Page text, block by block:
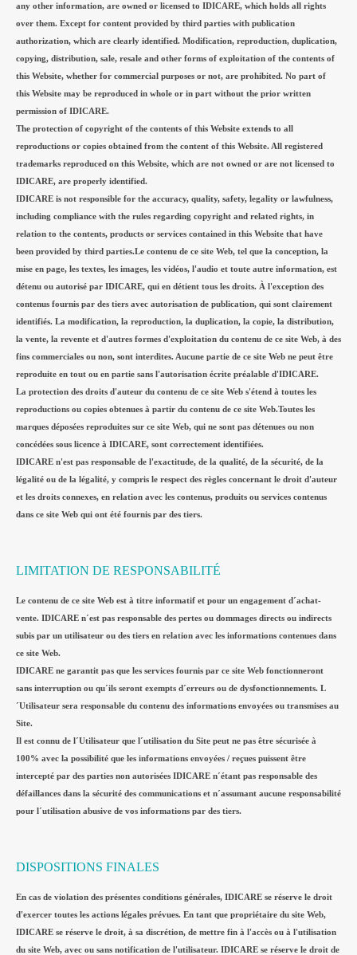
any other information, are owned or licensed to IDICARE, which holds all rights
over them. Except for content provided by third parties with publication
authorization, which are clearly identified. Modification, reproduction, duplication,
copying, distribution, sale, resale and other forms of exploitation of the contents of
this Website, whether for commercial purposes or not, are prohibited. No part of
this Website may be reproduced in whole or in part without the prior written
permission of IDICARE.
The protection of copyright of the contents of this Website extends to all
reproductions or copies obtained from the content of this Website. All registered
trademarks reproduced on this Website, which are not owned or are not licensed to
IDICARE, are properly identified.
IDICARE is not responsible for the accuracy, quality, safety, legality or lawfulness,
including compliance with the rules regarding copyright and related rights, in
relation to the contents, products or services contained in this Website that have
been provided by third parties.Le contenu de ce site Web, tel que la conception, la
mise en page, les textes, les images, les vidéos, l'audio et toute autre information, est
détenu ou autorisé par IDICARE, qui en détient tous les droits. À l'exception des
contenus fournis par des tiers avec autorisation de publication, qui sont clairement
identifiés. La modification, la reproduction, la duplication, la copie, la distribution,
la vente, la revente et d'autres formes d'exploitation du contenu de ce site Web, à des
fins commerciales ou non, sont interdites. Aucune partie de ce site Web ne peut être
reproduite en tout ou en partie sans l'autorisation écrite préalable d'IDICARE.
La protection des droits d'auteur du contenu de ce site Web s'étend à toutes les
reproductions ou copies obtenues à partir du contenu de ce site Web.Toutes les
marques déposées reproduites sur ce site Web, qui ne sont pas détenues ou non
concédées sous licence à IDICARE, sont correctement identifiées.
IDICARE n'est pas responsable de l'exactitude, de la qualité, de la sécurité, de la
légalité ou de la légalité, y compris le respect des règles concernant le droit d'auteur
et les droits connexes, en relation avec les contenus, produits ou services contenus
dans ce site Web qui ont été fournis par des tiers.
LIMITATION DE RESPONSABILITÉ
Le contenu de ce site Web est à titre informatif et pour un engagement d´achat-
vente. IDICARE n´est pas responsable des pertes ou dommages directs ou indirects
subis par un utilisateur ou des tiers en relation avec les informations contenues dans
ce site Web.
IDICARE ne garantit pas que les services fournis par ce site Web fonctionneront
sans interruption ou qu´ils seront exempts d´erreurs ou de dysfonctionnements. L
´Utilisateur sera responsable du contenu des informations envoyées ou transmises au
Site.
Il est connu de l´Utilisateur que l´utilisation du Site peut ne pas être sécurisée à
100% avec la possibilité que les informations envoyées / reçues puissent être
intercepté par des parties non autorisées IDICARE n´étant pas responsable des
défaillances dans la sécurité des communications et n´assumant aucune responsabilité
pour l´utilisation abusive de vos informations par des tiers.
DISPOSITIONS FINALES
En cas de violation des présentes conditions générales, IDICARE se réserve le droit
d'exercer toutes les actions légales prévues. En tant que propriétaire du site Web,
IDICARE se réserve le droit, à sa discrétion, de mettre fin à l'accès ou à l'utilisation
du site Web, avec ou sans notification de l'utilisateur. IDICARE se réserve le droit de